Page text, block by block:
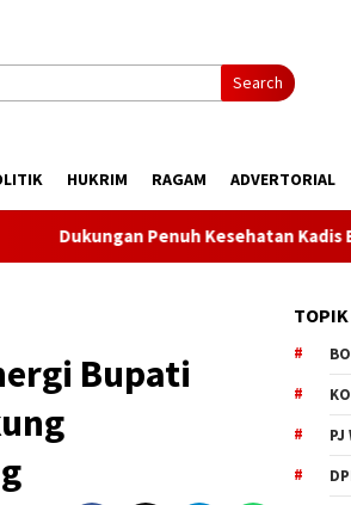
Search
HUKRIM RAGAM ADVERTORIAL
Penuh Kesehatan Kadis Boltara
Bupati
PJ